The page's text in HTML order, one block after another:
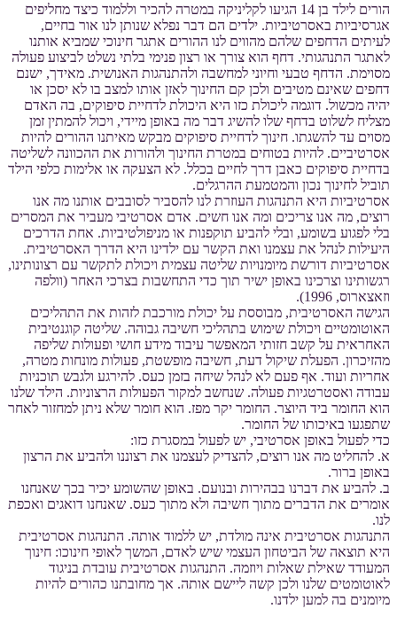
הורים לילד בן 14 הגיעו לקליניקה במטרה להכיר וללמוד כיצד מחליפים
אגרסיביות באסרטיביות. ילדים הם דבר נפלא שנותן לנו אור בחיים,
לעיתים הדחפים שלהם מהווים לנו ההורים אתגר חינוכי שמביא אותנו
לאתגר התנהגותי. דחף הוא צורך או רצון פנימי בלתי נשלט לביצוע פעולה
מסוימת. הדחף טבעי וחיוני למחשבה ולהתנהגות האנושית. מאידך, ישנם
דחפים שאינם מטיבים ולכן קם החינוך לאזן אותו למצב בו לא יסכן או
יהיה מכשול. דוגמה ליכולת כזו היא היכולת לדחיית סיפוקים, בה האדם
מצליח לשלוט בדחף שלו להשיג דבר מה באופן מיידי, ויכול להמתין זמן
מסוים עד להשגתו. חינוך לדחיית סיפוקים מבקש מאיתנו ההורים להיות
אסרטיביים. להיות בטוחים במטרת החינוך ולהורות את ההכוונה לשליטה
בדחיית סיפוקים כאבן דרך לחיים בכלל. לא הצעקה או אלימות כלפי הילד
תוביל לחינוך נכון והמטמעת ההרגלים.
אסרטיביות היא התנהגות העוזרת לנו להסביר לסובבים אותנו מה אנו
רוצים, מה אנו צריכים ומה אנו חשים. אדם אסרטיבי מעביר את המסרים
בלי לפגוע בשומע, ובלי להביע תוקפנות או מניפולטיביות. אחת הדרכים
היעילות לנהל את עצמנו ואת הקשר עם ילדינו היא הדרך האסרטיבית.
אסרטיביות דורשת מיומנויות שליטה עצמית ויכולת לתקשר עם רצונותינו,
רגשותינו וצרכינו באופן ישיר תוך כדי התחשבות בצרכי האחר (וולפה
וזאצארוס, 1996).
הגישה האסרטיבית, מבוססת על יכולת מורכבת לזהות את התהליכים
האוטומטיים ויכולת שימוש בתהליכי חשיבה גבוהה. שליטה קוגנטיבית
האחראית על קשב חזותי המאפשר עיבוד מידע חושי ופעולות שליפה
מהזיכרון. הפעלת שיקול דעת, חשיבה מופשטת, פעולות מונחות מטרה,
אחריות ועוד. אף פעם לא לנהל שיחה בזמן כעס. להירגע ולגבש תוכניות
עבודה ואסטרטגיות פעולה. שנחשב למקור הפעולות הרצוניות. הילד שלנו
הוא החומר ביד היוצר. החומר יקר מפז. הוא חומר שלא ניתן למחזור לאחר
שתפגעו באיכותו של החומר.
כדי לפעול באופן אסרטיבי, יש לפעול במסגרת כזו:
א. להחליט מה אנו רוצים, להצדיק לעצמנו את רצוננו ולהביע את הרצון
באופן ברור.
ב. להביע את דברנו בבהירות ובנועם. באופן שהשומע יכיר בכך שאנחנו
אומרים את הדברים מתוך חשיבה ולא מתוך כעס. שאנחנו דואגים ואכפת
לנו.
התנהגות אסרטיבית אינה מולדת, יש ללמוד אותה. התנהגות אסרטיבית
היא תוצאה של הביטחון העצמי שיש לאדם, המשך לאופי חינוכו: חינוך
המעודד שאילת שאלות ויוזמה. התנהגות אסרטיבית עובדת בניגוד
לאוטומטים שלנו ולכן קשה ליישם אותה. אך מחובתנו כהורים להיות
מיומנים בה למען ילדנו.